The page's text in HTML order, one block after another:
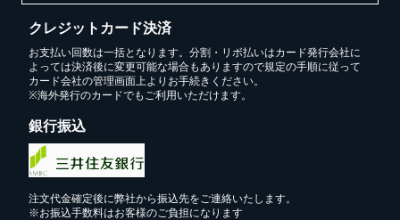
クレジットカード決済
お支払い回数は一括となります。分割・リボ払いはカード発行会社に
よっては決済後に変更可能な場合もありますので規定の手順に従って
カード会社の管理画面上よりお手続きください。
※海外発行のカードでもご利用いただけます。
銀行振込
注文代金確定後に弊社から振込先をご連絡いたします。
※お振込手数料はお客様のご負担になります